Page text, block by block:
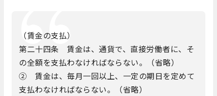
（賃金の支払）
第二十四条 賃金は、通貨で、直接労働者に、そ
の全額を支払わなければならない。（省略）
② 賃金は、毎月一回以上、一定の期日を定めて
支払わなければならない。（省略）